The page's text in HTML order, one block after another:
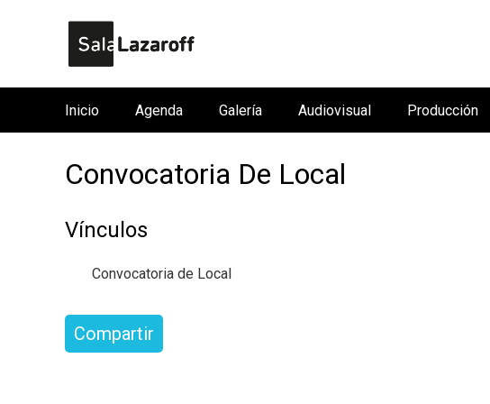
Convocatoria De Local
Vínculos
Convocatoria de Local
Compartir
n
p
c
i
Inicio Agenda Galería Audiovisual Producción